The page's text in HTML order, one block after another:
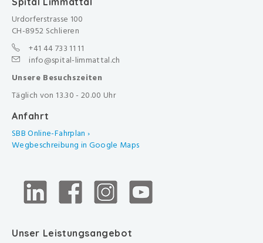
Urdorferstrasse 100
CH-8952 Schlieren
+41 44 733 11 11
info@spital-limmattal.ch
Unsere Besuchszeiten
Täglich von 13.30 - 20.00 Uhr
Anfahrt
SBB Online-Fahrplan ›
Wegbeschreibung in Google Maps
Unser Leistungsangebot